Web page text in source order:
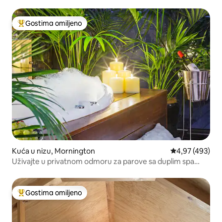
Najuspešniji među gostima omiljenim
Gostima omiljeno
Kuća u nizu, Mornington Prosečna
4,97 (493)
Uživajte u privatnom odmoru za parove sa duplim spa
Najuspešniji među gostima omiljenim
Gostima omiljeno